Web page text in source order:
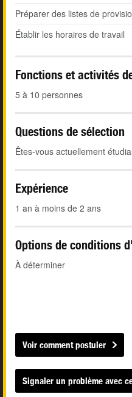
Préparer des listes de
Établir les horaires de travail
Fonctions et activités
5 à 10 personnes
Questions de sélection
Êtes-vous actuellement
Expérience
1 an à moins de 2 ans
Options de conditions
À déterminer
Voir comment postuler
Signaler un problème avec